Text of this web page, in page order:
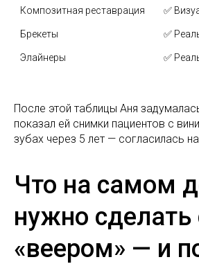
Композитная реставрация ✅
Брекеты ✅
Элайнеры ✅
После этой таблицы Аня
показал ей снимки пациентов с
зубах через 5 лет — согласилась
Что на самом
нужно сделать
«веером» — и